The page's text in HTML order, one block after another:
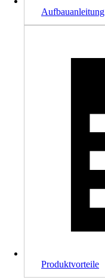
Aufbauanleitung
Produktvorteile